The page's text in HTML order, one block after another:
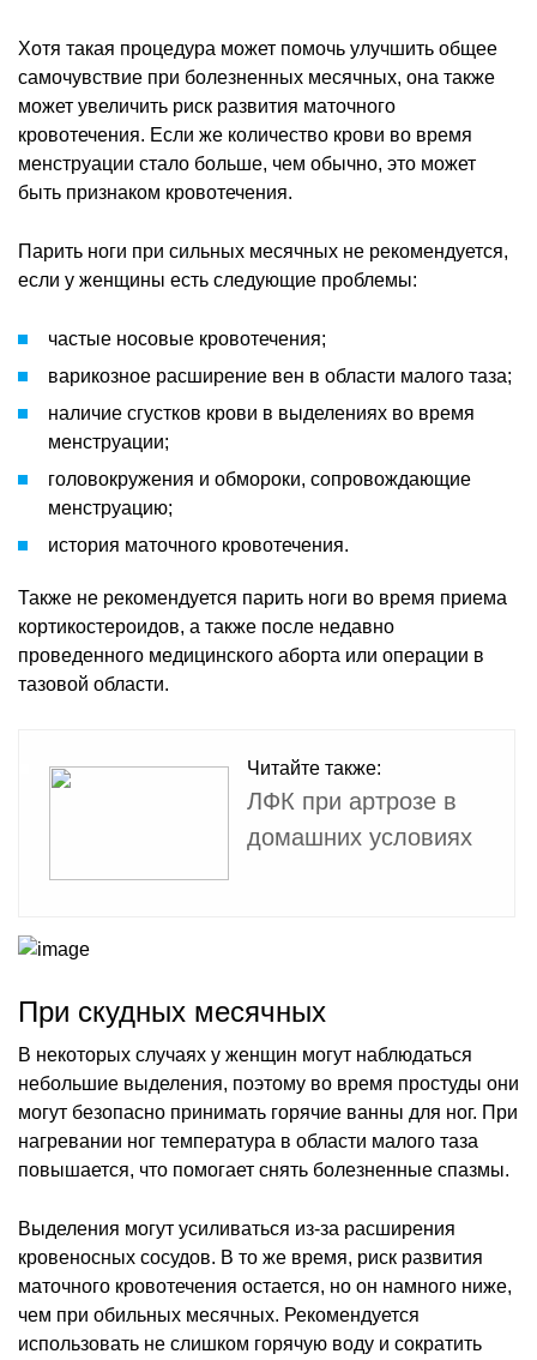
Хотя такая процедура может помочь улучшить общее
самочувствие при болезненных месячных, она также
может увеличить риск развития маточного
кровотечения. Если же количество крови во время
менструации стало больше, чем обычно, это может
быть признаком кровотечения.
Парить ноги при сильных месячных не рекомендуется,
если у женщины есть следующие проблемы:
частые носовые кровотечения;
варикозное расширение вен в области малого таза;
наличие сгустков крови в выделениях во время
менструации;
головокружения и обмороки, сопровождающие
менструацию;
история маточного кровотечения.
Также не рекомендуется парить ноги во время приема
кортикостероидов, а также после недавно
проведенного медицинского аборта или операции в
тазовой области.
Читайте также:
ЛФК при артрозе в
домашних условиях
При скудных месячных
В некоторых случаях у женщин могут наблюдаться
небольшие выделения, поэтому во время простуды они
могут безопасно принимать горячие ванны для ног. При
нагревании ног температура в области малого таза
повышается, что помогает снять болезненные спазмы.
Выделения могут усиливаться из-за расширения
кровеносных сосудов. В то же время, риск развития
маточного кровотечения остается, но он намного ниже,
чем при обильных месячных. Рекомендуется
использовать не слишком горячую воду и сократить